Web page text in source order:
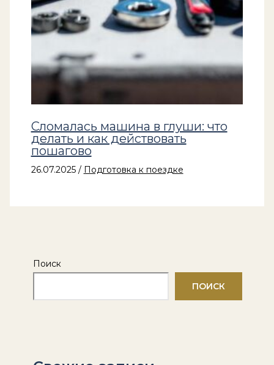
Сломалась машина в глуши: что
делать и как действовать
пошагово
26.07.2025 / Подготовка к поездке
Поиск
ПОИСК